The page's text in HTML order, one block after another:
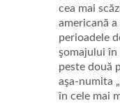
cea mai
americană
perioadele
şomajului în
peste două
aşa-numita
în cele mai